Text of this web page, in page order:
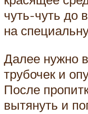
чуть-чуть до
на
Далее нужно
трубочек и
После
вытянуть и